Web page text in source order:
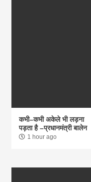
कभी–कभी अकेले भी लड़ना
पड़ता है –प्रधानमंत्री बालेन
1 hour ago